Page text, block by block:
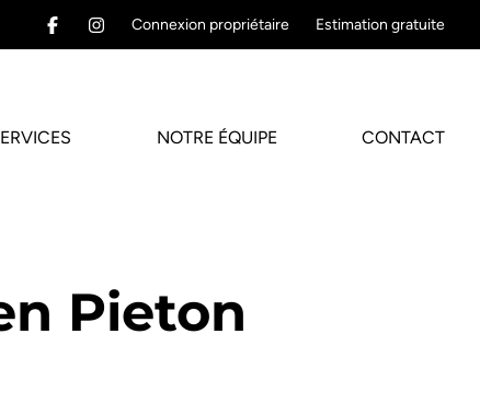
Connexion propriétaire Estimation gratuite
NOTRE ÉQUIPE CONTACT
Pieton